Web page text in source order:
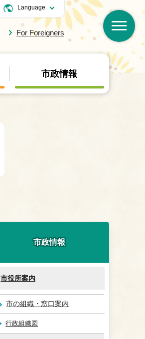
For Foreigners
市政情報
市政情報
市役所案内
市の組織・窓口案内
行政組織図